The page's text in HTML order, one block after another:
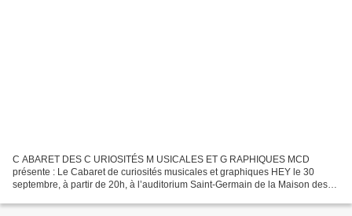
C ABARET DES C URIOSITÉS M USICALES ET G RAPHIQUES MCD
présente : Le Cabaret de curiosités musicales et graphiques HEY le 30
septembre, à partir de 20h, à l’auditorium Saint-Germain de la Maison des